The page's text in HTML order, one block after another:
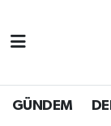
GÜNDEM
BİLİM